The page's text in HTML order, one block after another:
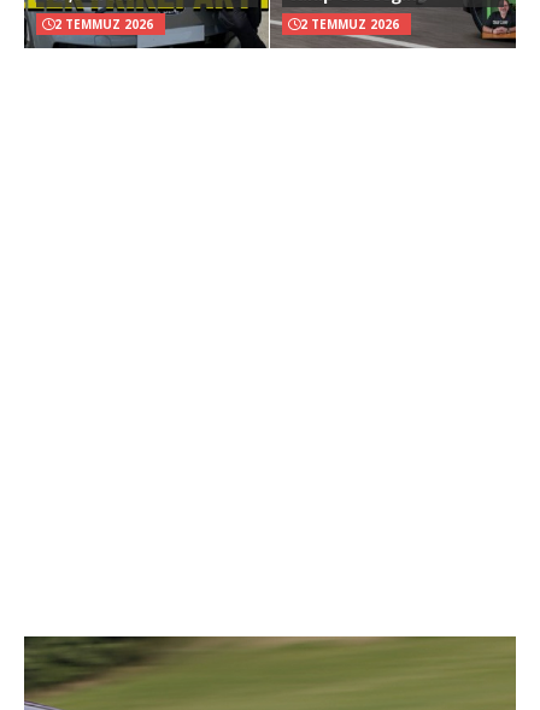
2 TEMMUZ 2026 2 TEMMUZ 2026